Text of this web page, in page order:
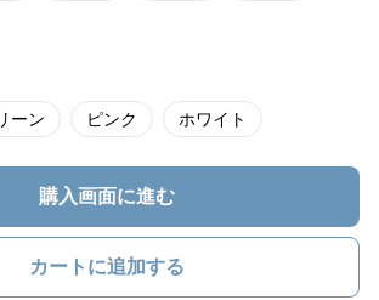
ーン ピンク ホワイト
購入画面に進む
カートに追加する